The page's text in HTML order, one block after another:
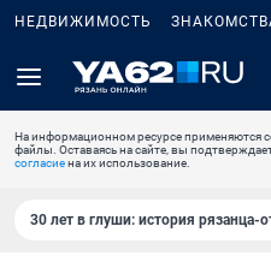
НЕДВИЖИМОСТЬ
На информационном ресурсе применяются
файлы. Оставаясь на сайте, вы
согласиена их использование.
30 лет в глуши: история рязанца-